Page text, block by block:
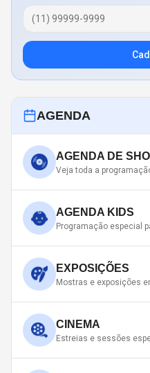
AGENDA
AGENDA DE
Veja toda a
AGENDA KIDS
Programação especial
EXPOSIÇÕES
Mostras e exposições
CINEMA
Estreias e sessões